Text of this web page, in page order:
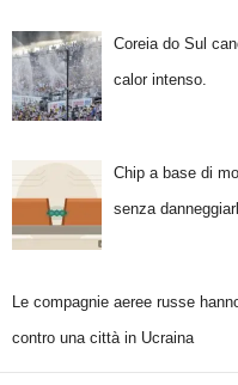
Coreia do Sul
calor intenso.
Chip a base di
senza
Le compagnie aeree russe
contro una città in Ucraina